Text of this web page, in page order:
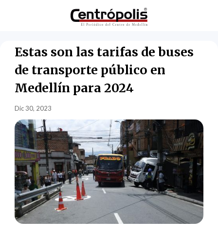
Estas son las tarifas de buses
de transporte público en
Medellín para 2024
Dic 30, 2023